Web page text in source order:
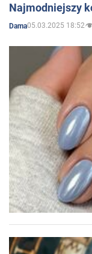
Najmodniejszy
Dama05.03.2025 18:52